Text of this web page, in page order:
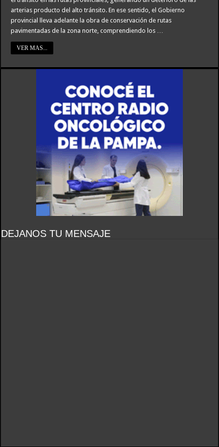
arterias producto del alto tránsito. En ese sentido, el Gobierno
provincial lleva adelante la obra de conservación de rutas
pavimentadas de la zona norte, comprendiendo los …
VER MAS...
DEJANOS TU MENSAJE